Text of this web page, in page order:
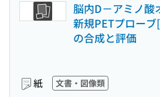
脳内D－アミノ酸
新規PETプロー
の合成と評価
紙 文書・図像類